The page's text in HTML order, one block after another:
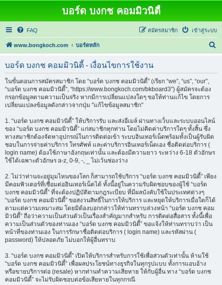
บอร์ด บงกช คอมมิวนิตี้
FAQ เข้าสู่ระบบ
สมัครสมาชิก
www.bongkoch.com บอร์ดหลัก
บอร์ด บงกช คอมมิวนิตี้ - เงื่อนไขการใช้งาน
ในขั้นตอนการสมัครสมาชิก โดย “บอร์ด บงกช คอมมิวนิตี้” (เรียก “we”, “us”, “our”,
“บอร์ด บงกช คอมมิวนิตี้”, “https://www.bongkoch.com/bkboard3”) ผู้สมัครจะต้อง
กรอกข้อมูลตามความเป็นจริง หากมีการเปลี่ยนแปลงใดๆ ขอให้ท่านแก้ไข โดยการ
เปลี่ยนแปลงข้อมูลดังกล่าวจากปุ่ม "แก้ไขข้อมูลสมาชิก"
1. “บอร์ด บงกช คอมมิวนิตี้” ให้บริการรับ และส่งอีเมล์ ผ่านทางเว็บและระบบออนไลน์
ของ “บอร์ด บงกช คอมมิวนิตี้” แก่สมาชิกทุกท่าน โดยไม่คิดค่าบริการใดๆ ทั้งสิ้น ซึ่ง
ทางสมาชิกต้องจัดหาอุปกรณ์ในการติดต่อเข้า ระบบอินเทอร์เน็ตพร้อมทั้งเป็นผู้รับผิด
ชอบในการจ่ายค่าบริการ โทรศัพท์ และค่าบริการอินเทอร์เน็ตเอง ชื่อติดต่อบริการ (
login name) ต้องใช้ภาษาอังกฤษเท่านั้น และต้องมีความยาว ระหว่าง 6-18 ตัวอักษร
ใช้ได้เฉพาะตัวอักษร a-z, 0-9, -, _ ไม่เว้นช่องว่าง
2. ไม่ว่าท่านจะอยู่มุมไหนของโลก ก็สามารถใช้บริการ “บอร์ด บงกช คอมมิวนิตี้” เพียง
มีคอมพิวเตอร์ที่เชื่อมต่ออินเทอร์เน็ตได้ ทั้งนี้อยู่ในความรับผิดชอบของผู้ใช้ “บอร์ด
บงกช คอมมิวนิตี้” ที่จะต้องปฏิบัติตามกฎระเบียบ ที่มีผลบังคับใช้ในประเทศต่างๆ
“บอร์ด บงกช คอมมิวนิตี้” ขอสงวนสิทธิ์ในการให้บริการ และหยุดให้บริการเมื่อใดก็ได้
ตามแต่ความเหมาะสม โดยมิต้องบอกกล่าวให้ท่านทราบล่วงหน้า “บอร์ด บงกช คอม
มิวนิตี้” ถือว่าความเป็นส่วนตัวเป็นเรื่องสำคัญมากสำหรับ การติดต่อสื่อสาร ทั้งนี้เพื่อ
ความเป็นส่วนตัวของท่านเอง “บอร์ด บงกช คอมมิวนิตี้” ขอแจ้งให้ท่านทราบว่า เป็น
หน้าที่ของท่านเอง ในการรักษาชื่อติดต่อบริการ ( login name) และรหัสผ่าน (
password) ให้ปลอดภัย ไม่บอกให้ผู้อื่นทราบ
3. “บอร์ด บงกช คอมมิวนิตี้” เปิดให้บริการสำหรับการใช้เพื่อส่วนตัวเท่านั้น ห้ามใช้
“บอร์ด บงกช คอมมิวนิตี้” เพื่อผลประโยชน์ทางธุรกิจในทุกรูปแบบ ทั้งการแอบอ้าง
หรือขายบริการต่อ (resale) หากท่านทำความเสียหาย ให้กับผู้อื่น ทาง “บอร์ด บงกช
คอมมิวนิตี้” จะไม่รับผิดชอบต่อข้อเสียหายในทุกกรณี